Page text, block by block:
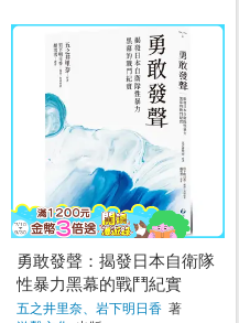
勇敢發聲：揭發日本自衛隊
性暴力黑幕的戰鬥紀實
五之井里奈、岩下明日香 著